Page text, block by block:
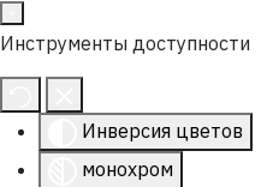
Инструменты доступности
Инверсия цветов
монохром